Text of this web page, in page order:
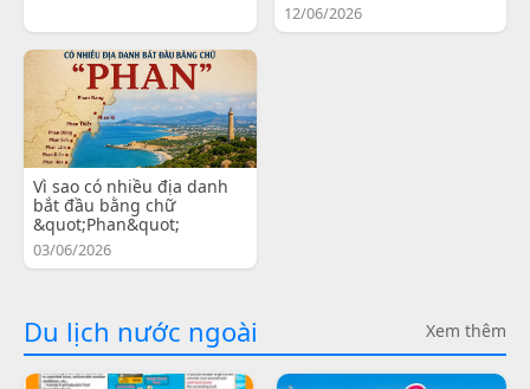
12/06/2026
Vì sao có nhiều địa danh
bắt đầu bằng chữ
&quot;Phan&quot;
03/06/2026
Du lịch nước ngoài Xem thêm